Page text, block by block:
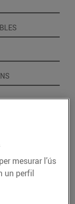
mesurar l’ús
un perfil